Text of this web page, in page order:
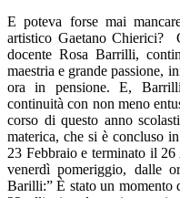
E poteva forse mai
artistico Gaetano Chierici?
docente Rosa Barrilli,
maestria e grande passione,
ora in pensione. E,
continuità con non meno
corso di questo anno
materica, che si è concluso
23 Febbraio e terminato il
venerdì pomeriggio, dalle
Barilli:” È stato un momento